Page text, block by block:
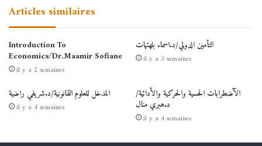
Articles similaires
Introduction To
Economics/Dr.Maamir Sofiane
il y a 2 semaines
التأمين الدولي/د.اسماء بلهتهات
il y a 3 semaines
المدخل للعلوم القانونية/د.شريفي راضية
il y a 4 semaines
الآضطرابات الحسية والحركية والأدائية/
د.هبري منال
il y a 4 semaines